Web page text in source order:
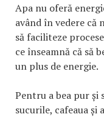
Apa nu oferă
având în vedere că
să faciliteze
ce înseamnă că să
un plus de energie.
Pentru a bea pur și
sucurile, cafeaua și